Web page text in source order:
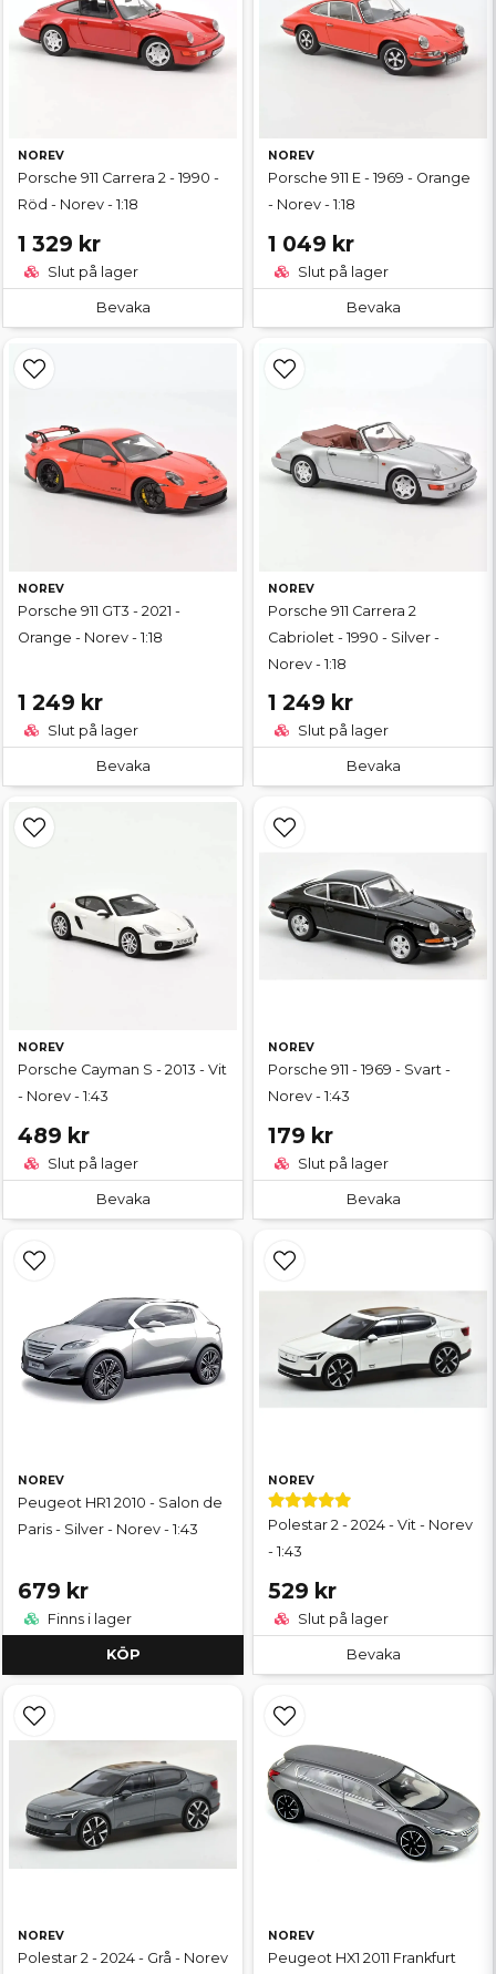
NOREV
Porsche 911 Carrera 2 - 1990 -
Röd - Norev - 1:18
1 329 kr
Slut på lager
Bevaka
NOREV
Porsche 911 E - 1969 - Orange
- Norev - 1:18
1 049 kr
Slut på lager
Bevaka
NOREV
Porsche 911 GT3 - 2021 -
Orange - Norev - 1:18
1 249 kr
Slut på lager
Bevaka
NOREV
Porsche 911 Carrera 2
Cabriolet - 1990 - Silver -
Norev - 1:18
1 249 kr
Slut på lager
Bevaka
NOREV
Porsche Cayman S - 2013 - Vit
- Norev - 1:43
489 kr
Slut på lager
Bevaka
NOREV
Porsche 911 - 1969 - Svart -
Norev - 1:43
179 kr
Slut på lager
Bevaka
NOREV
Peugeot HR1 2010 - Salon de
Paris - Silver - Norev - 1:43
679 kr
Finns i lager
KÖP
NOREV
Polestar 2 - 2024 - Vit - Norev
- 1:43
529 kr
Slut på lager
Bevaka
NOREV
Polestar 2 - 2024 - Grå - Norev
NOREV
Peugeot HX1 2011 Frankfurt